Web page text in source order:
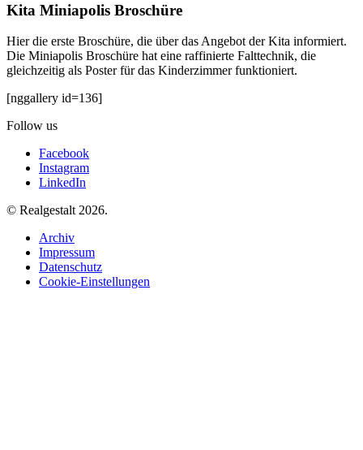
Kita Miniapolis Broschüre
Hier die erste Broschüre, die über das Angebot der Kita informiert.
Die Miniapolis Broschüre hat eine raffinierte Falttechnik, die
gleichzeitig als Poster für das Kinderzimmer funktioniert.
[nggallery id=136]
Follow us
Facebook
Instagram
LinkedIn
© Realgestalt 2026.
Archiv
Impressum
Datenschutz
Cookie-Einstellungen